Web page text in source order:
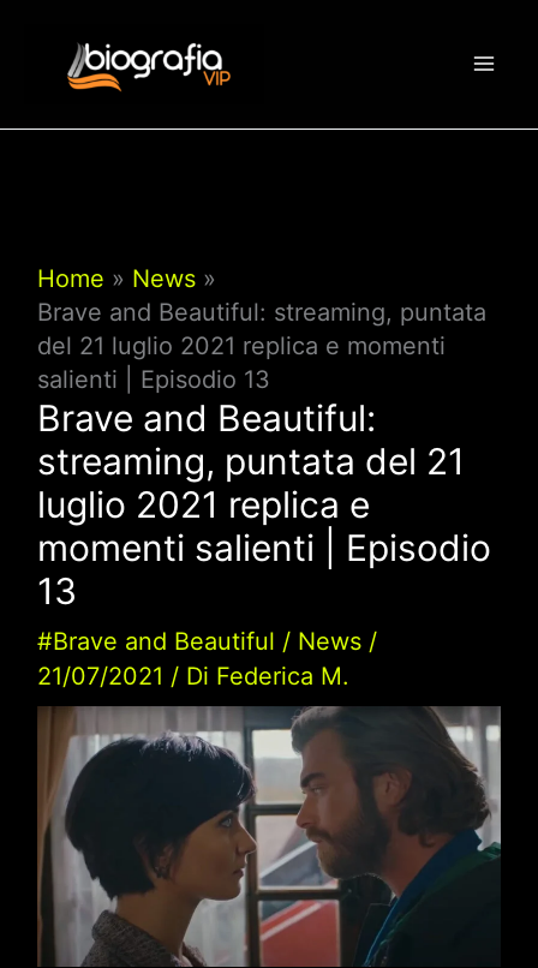
contenuto
Home
News
Brave and Beautiful: streaming, puntata
del 21 luglio 2021 replica e momenti
salienti | Episodio 13
Brave and Beautiful:
streaming, puntata del 21
luglio 2021 replica e
momenti salienti | Episodio
13
#Brave and Beautiful / News/
21/07/2021 / Di Federica M.